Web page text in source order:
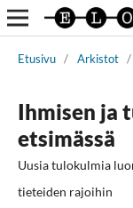
Etusivu / Arkistot /
Ihmisen ja
etsimässä
Uusia tulokulmia
tieteiden rajoihin